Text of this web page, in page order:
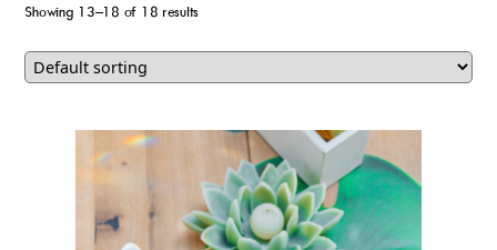
Showing 13–18 of 18 results